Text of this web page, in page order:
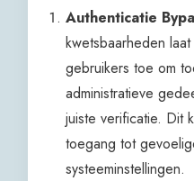
Authenticatie
kwetsbaarheden
gebruikers toe om
administratieve
juiste verificatie. Dit
toegang tot
systeeminstellingen.